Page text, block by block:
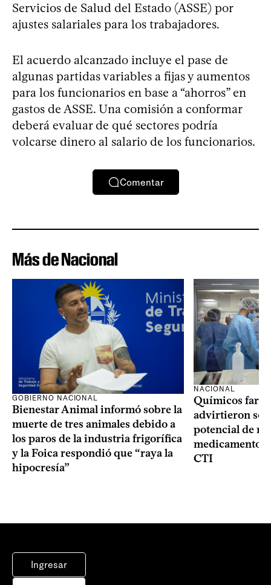
Servicios de Salud del Estado (ASSE) por
ajustes salariales para los trabajadores.
El acuerdo alcanzado incluye el pase de
algunas partidas variables a fijas y aumentos
para los funcionarios en base a “ahorros” en
gastos de ASSE. Una comisión a conformar
deberá evaluar de qué sectores podría
volcarse dinero al salario de los funcionarios.
Comentar
Más de Nacional
GOBIERNO NACIONAL
Bienestar Animal informó sobre la
muerte de tres animales debido a
los paros de la industria frigorífica
y la Foica respondió que “raya la
hipocresía”
NACIONAL
Químicos
advirtieron
potencial de
medicamentos
CTI
Ingresar